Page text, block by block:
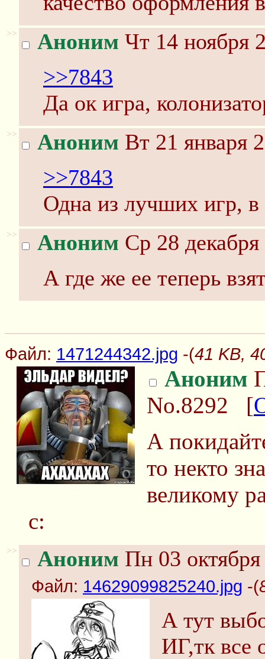
>> Аноним Чт 14 ноября
>>7843
Да ок игра,
>> Аноним Вт 21 января
>>7843
Одна из лучших игр, в
>> Аноним Ср 28
А где же ее теперь
Файл: 1471244342.jpg -(41 KB,
Аноним
No.8292 [
А
то некто
великому
с:
>> Аноним Пн 03
Файл: 14629099825240.jpg -(
А тут
ИГ,тк все